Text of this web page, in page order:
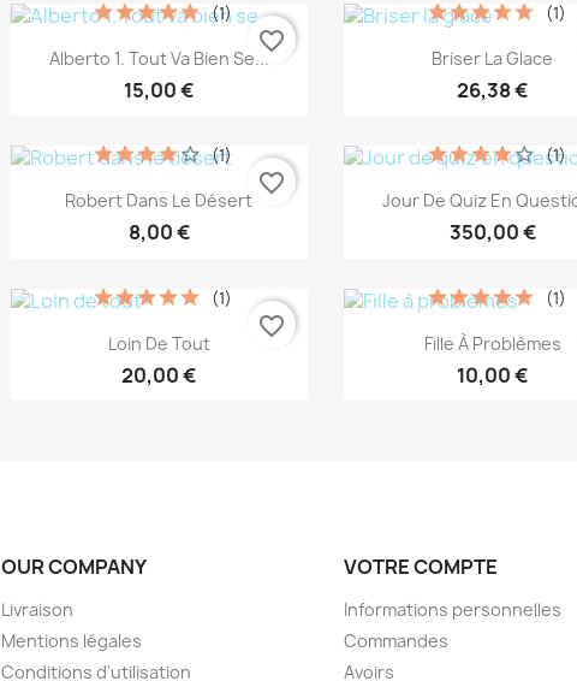
Aperçu rapide
Alberto 1. Tout Va Bien Se...
15,00 €
(1)
favorite_border Aperçu rapide
Briser La Glace
26,38 €
(1)
Aperçu rapide
Robert Dans Le Désert
8,00 €
(1)
favorite_border Aperçu rapide
Jour De Quiz En
350,00 €
(1)
Aperçu rapide
Loin De Tout
20,00 €
(1)
favorite_border Aperçu rapide
Fille À Problèmes
10,00 €
(1)
OUR COMPANY
Livraison
Mentions légales
Conditions d'utilisation
VOTRE COMPTE
Informations personnelles
Commandes
Avoirs